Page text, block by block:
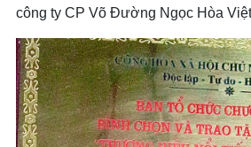
công ty CP Võ Đường Ngọc Hòa